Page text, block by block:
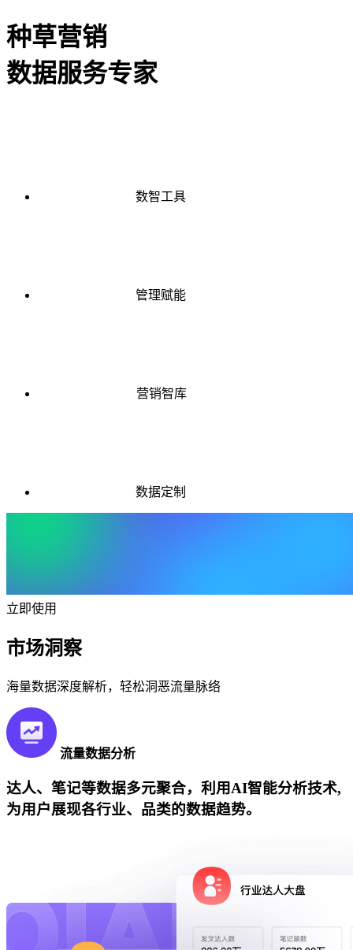
种草营销
数据服务专家
数智工具
管理赋能
营销智库
数据定制
立即使用
市场洞察
海量数据深度解析，轻松洞恶流量脉络
流量数据分析
达人、笔记等数据多元聚合，利用AI智能分析技术,
为用户展现各行业、品类的数据趋势。